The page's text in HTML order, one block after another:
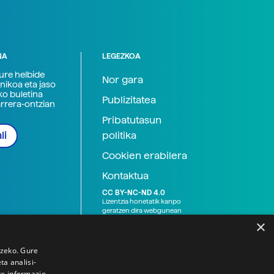
helbide
eta jaso
buletina
ontzian
LEGEZKOA
Nor gara
Publizitatea
Pribatutasun
politika
Cookien erabilera
Kontaktua
CC BY-NC-ND 4.0
Lizentzia honetatik kanpo
geratzen dira webgunean
×
Gure
analisi-